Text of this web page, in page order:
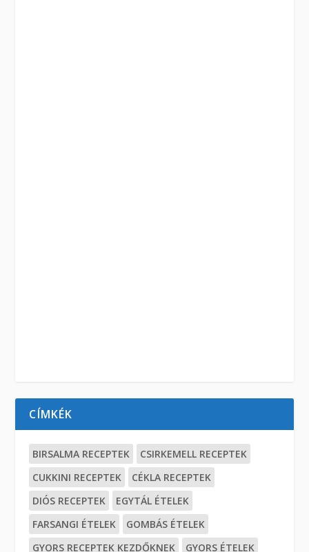
CÍMKÉK
BIRSALMA RECEPTEK
CSIRKEMELL RECEPTEK
CUKKINI RECEPTEK
CÉKLA RECEPTEK
DIÓS RECEPTEK
EGYTÁL ÉTELEK
FARSANGI ÉTELEK
GOMBÁS ÉTELEK
GYORS RECEPTEK KEZDŐKNEK
GYORS ÉTELEK